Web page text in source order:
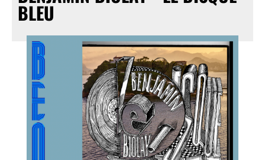
BLEU